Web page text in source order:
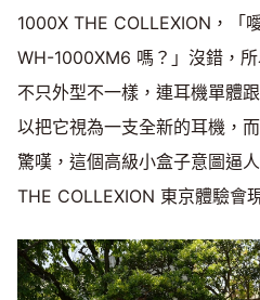
1000X THE COLLEXION，「
WH-1000XM6 嗎？」沒錯，
不只外型不一樣，連耳機單體
以把它視為一支全新的耳機，
驚嘆，這個高級小盒子意圖逼
THE COLLEXION 東京體驗會